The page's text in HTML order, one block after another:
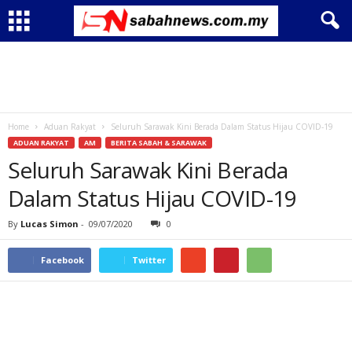
Home Aduan Rakyat Seluruh Sarawak Kini Berada Dalam Status Hijau COVID-19
ADUAN RAKYAT AM BERITA SABAH & SARAWAK
Seluruh Sarawak Kini Berada
Dalam Status Hijau COVID-19
By Lucas Simon - 09/07/2020 0
Facebook Twitter